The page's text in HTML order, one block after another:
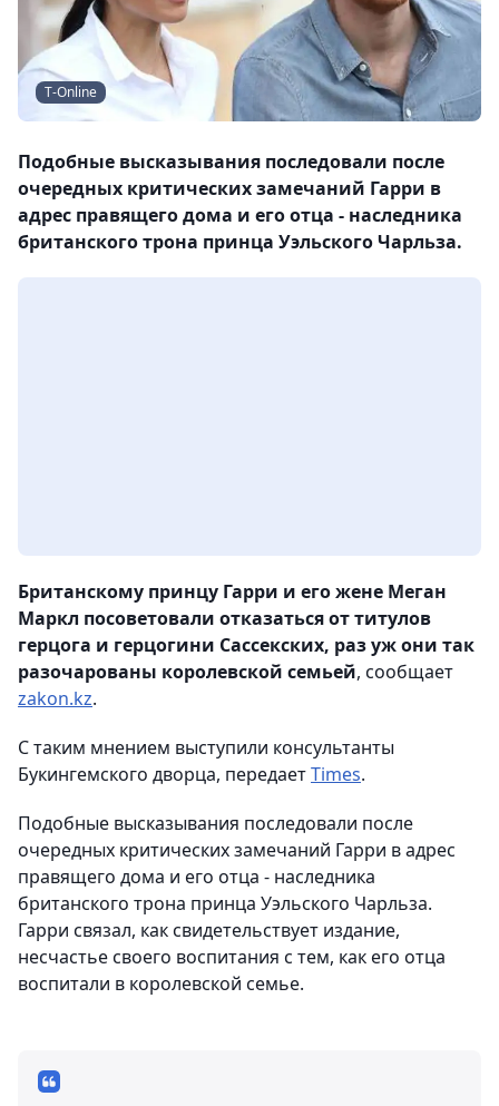
T-Online
Подобные высказывания последовали после
очередных критических замечаний Гарри в
адрес правящего дома и его отца - наследника
британского трона принца Уэльского Чарльза.
Британскому принцу Гарри и его жене Меган
Маркл посоветовали отказаться от титулов
герцога и герцогини Сассекских, раз уж они так
разочарованы королевской семьей, сообщает
zakon.kz.
С таким мнением выступили консультанты
Букингемского дворца, передаетTimes.
Подобные высказывания последовали после
очередных критических замечаний Гарри в адрес
правящего дома и его отца - наследника
британского трона принца Уэльского Чарльза.
Гарри связал, как свидетельствует издание,
несчастье своего воспитания с тем, как его отца
воспитали в королевской семье.